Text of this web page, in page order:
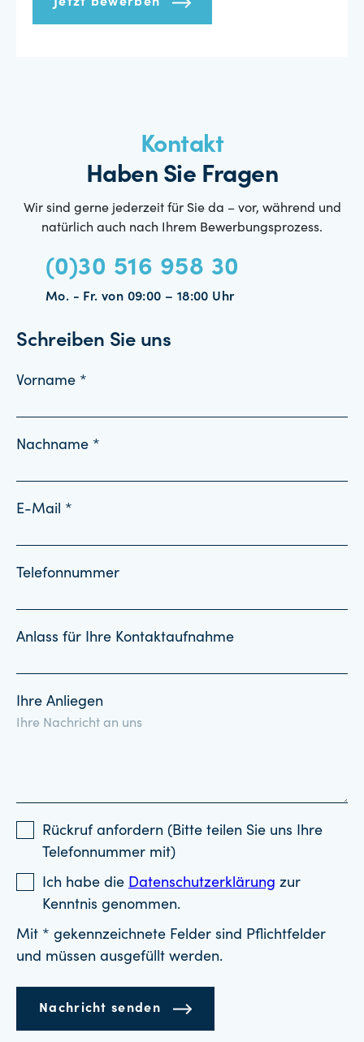
Kontakt
Haben Sie Fragen
Wir sind gerne jederzeit für Sie da – vor, während und
natürlich auch nach Ihrem Bewerbungsprozess.
(0)30 516 958 30
Mo. - Fr. von 09:00 – 18:00 Uhr
Schreiben Sie uns
Vorname *
Nachname *
E-Mail *
Telefonnummer
Anlass für Ihre Kontaktaufnahme
Ihre Anliegen
Rückruf anfordern (Bitte teilen Sie uns Ihre
Telefonnummer mit)
Ich habe die Datenschutzerklärung zur
Kenntnis genommen.
Mit * gekennzeichnete Felder sind Pflichtfelder
und müssen ausgefüllt werden.
Nachricht senden